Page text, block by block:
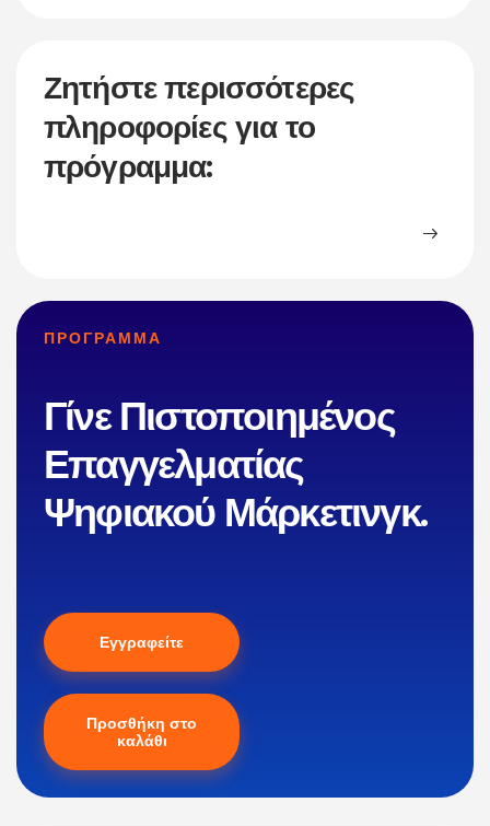
Ζητήστε περισσότερες
πληροφορίες για το
πρόγραμμα:
ΠΡΟΓΡΑΜΜΑ
Γίνε Πιστοποιημένος
Επαγγελματίας
Ψηφιακού Μάρκετινγκ.
Εγγραφείτε
Προσθήκη στο
καλάθι